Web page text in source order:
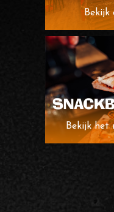
Bekijk
Bekijk het